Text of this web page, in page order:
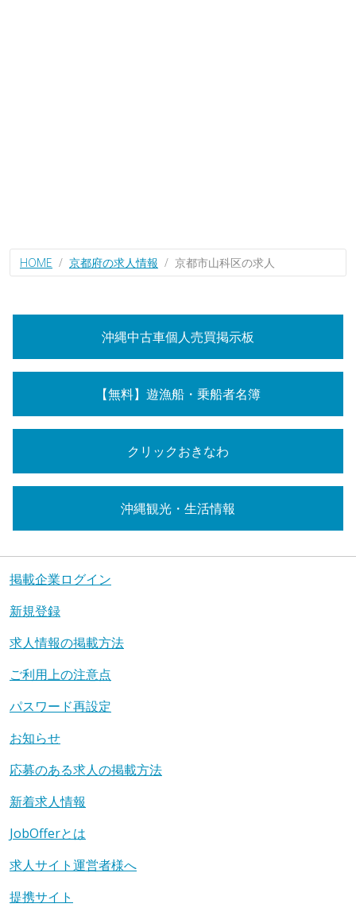
HOME 京都府の求人情報 京都市山科区の求人
沖縄中古車個人売買掲示板
【無料】遊漁船・乗船者名簿
クリックおきなわ
沖縄観光・生活情報
掲載企業ログイン
新規登録
求人情報の掲載方法
ご利用上の注意点
パスワード再設定
お知らせ
応募のある求人の掲載方法
新着求人情報
JobOfferとは
求人サイト運営者様へ
提携サイト